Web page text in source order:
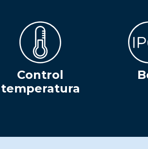
Control
temperatura